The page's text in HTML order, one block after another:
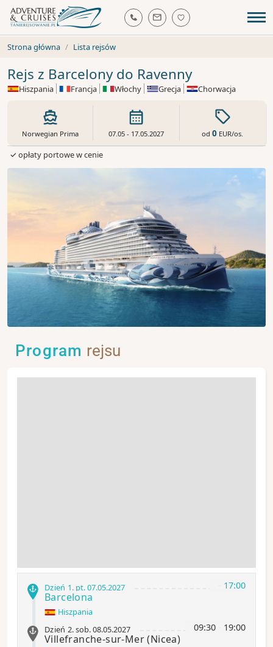
Strona główna Lista rejsów
Rejs z Barcelony do Ravenny
Hiszpania Francja Włochy Grecja Chorwacja
Norwegian Prima 07.05 - 17.05.2027 od0 EUR/os.
✓ opłaty portowe w cenie
Program rejsu
17:00
Dzień 1. pt.07.05.2027
Barcelona
Hiszpania
09:30 19:00
Dzień 2.sob.08.05.2027
Villefranche-sur-Mer(Nicea)